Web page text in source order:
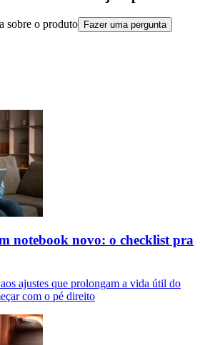
sobre o produto Fazer uma pergunta
notebook novo: o checklist pra
ajustes que prolongam a vida útil do
com o pé direito